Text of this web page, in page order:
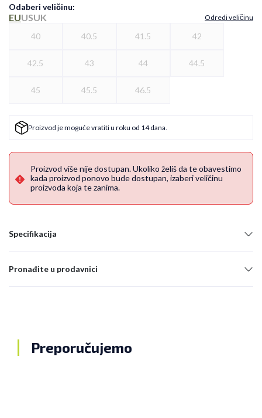
Odaberi veličinu:
EUUSUK Odredi veličinu
40 40.5 41.5 42
42.5 43 44 44.5
45 45.5 46.5
Proizvod je moguće vratiti u roku od 14 dana.
Proizvod više nije dostupan. Ukoliko želiš da te obavestimo
kada proizvod ponovo bude dostupan, izaberi veličinu
proizvoda koja te zanima.
Specifikacija
Pronađite u prodavnici
Preporučujemo